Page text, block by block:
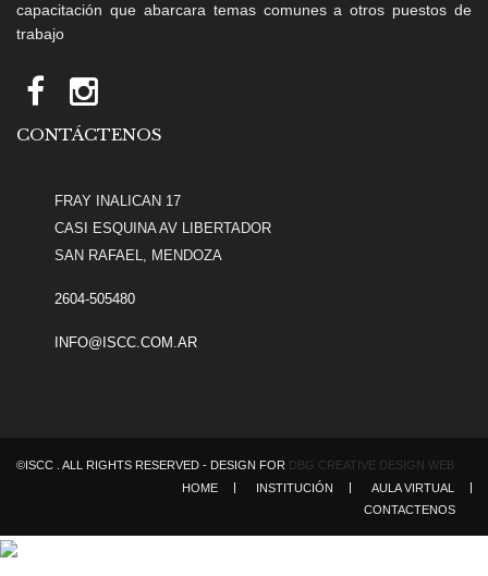
capacitación que abarcara temas comunes a otros puestos de
trabajo
CONTÁCTENOS
FRAY INALICAN 17
CASI ESQUINA AV LIBERTADOR
SAN RAFAEL, MENDOZA
2604-505480
INFO@ISCC.COM.AR
©ISCC . ALL RIGHTS RESERVED - DESIGN FOR DBG CREATIVE DESIGN WEB
HOME
INSTITUCIÓN
AULA VIRTUAL
CONTACTENOS